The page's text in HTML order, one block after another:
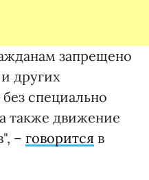
запрещено
других
специально
также движение
– говорится в